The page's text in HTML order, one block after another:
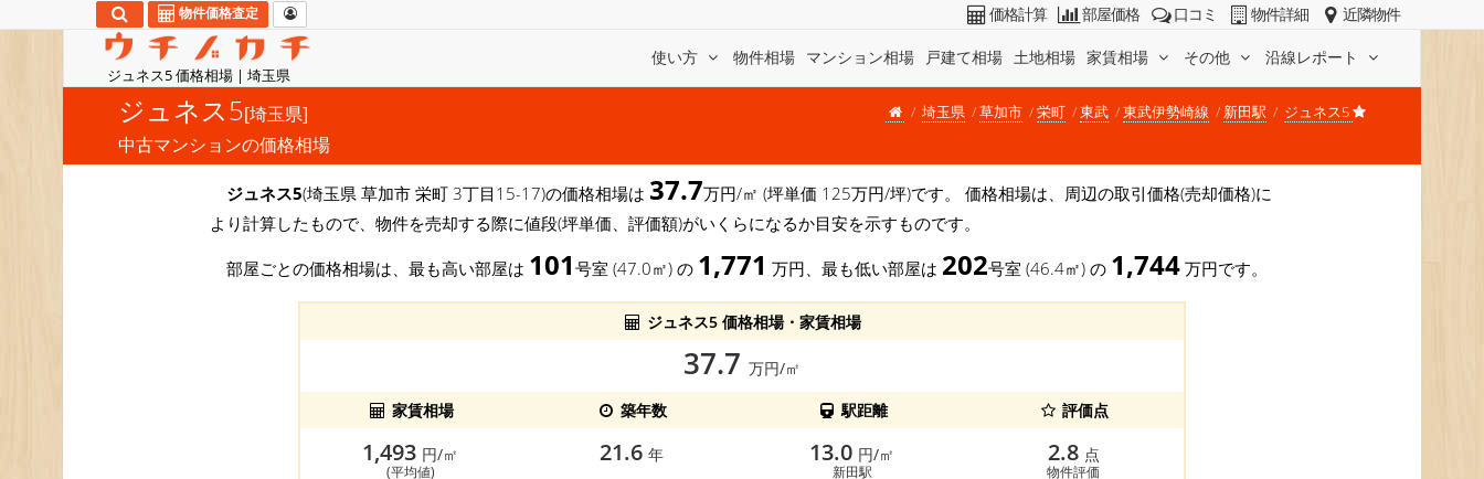
ジュネス5 価格相場 | 埼玉県
使い方 物件相場 マンション相場 戸建て相場 土地相場 家賃相場 その他 沿線レポート
物件価格査定 価格計算 部屋価格 口コミ 物件詳細 近隣物件
ジュネス5[埼玉県]
中古マンションの価格相場
埼玉県 草加市 栄町 東武 東武伊勢崎線 新田駅 ジュネス5
ジュネス5(埼玉県 草加市 栄町 3丁目15-17)の価格相場は 37.7万円/㎡ (坪単価 125万円/坪)です。 価格相場は、周辺の取引価格(売却価格)に
より計算したもので、物件を売却する際に値段(坪単価、評価額)がいくらになるか目安を示すものです。
部屋ごとの価格相場は、最も高い部屋は 101 号室 (47.0㎡) の 1,771 万円、最も低い部屋は 202号室 (46.4㎡) の 1,744万円です。
ジュネス5 価格相場・家賃相場
37.7 万円/㎡
家賃相場
築年数 駅距離 評価点
1,493 円/㎡
(平均値)
21.6 年 13.0 円/㎡
新田駅
2.8 点
物件評価